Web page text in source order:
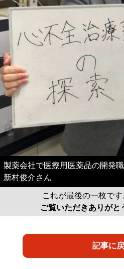
製薬会社で医療用医薬品の開発
新村俊介さん
これが最後の一枚です
ご覧いただきありがと
記事に